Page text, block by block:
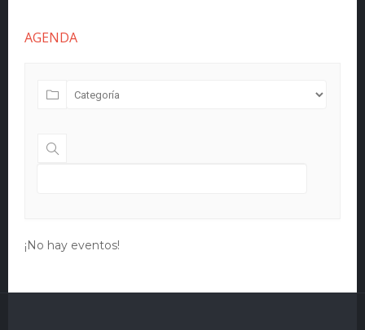
AGENDA
¡No hay eventos!